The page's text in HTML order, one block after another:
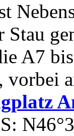
Stau
A7